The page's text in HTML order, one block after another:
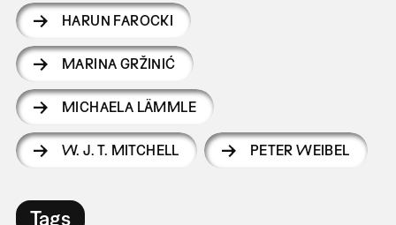
HARUN FAROCKI
MARINA GRŽINIĆ
MICHAELA LÄMMLE
W. J. T. MITCHELL PETER WEIBEL
Tags